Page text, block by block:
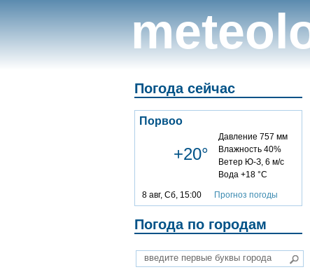
Погода сейчас
Порвоо
+20°
Давление 757 мм
Влажность 40%
Ветер Ю-З, 6 м/с
Вода +18 °C
8 авг, Сб, 15:00 Прогноз погоды
Погода по городам